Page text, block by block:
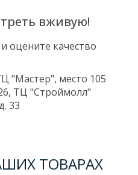
вживую!
и оцените качество
"Мастер", место 105
ТЦ "Строймолл"
33
ТОВАРАХ